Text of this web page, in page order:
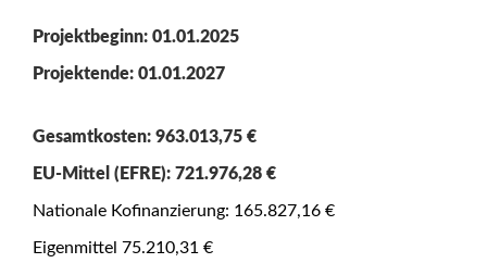
Projektbeginn: 01.01.2025
Projektende: 01.01.2027
Gesamtkosten: 963.013,75 €
EU-Mittel (EFRE): 721.976,28 €
Nationale Kofinanzierung: 165.827,16 €
Eigenmittel 75.210,31 €